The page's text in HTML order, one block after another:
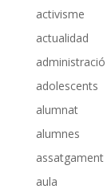
activisme
actualidad
administració
adolescents
alumnat
alumnes
assatgament
aula